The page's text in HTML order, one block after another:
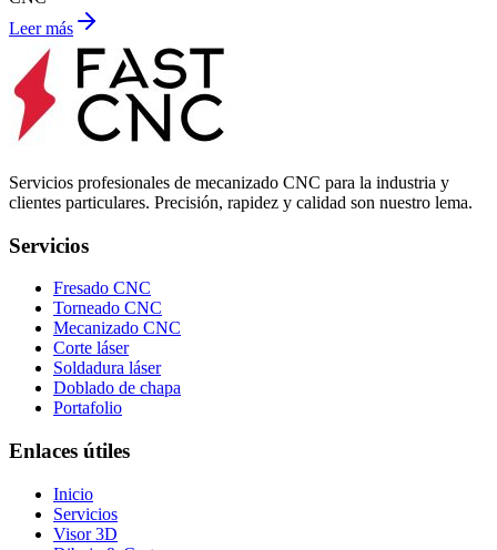
Leer más
Servicios profesionales de mecanizado CNC para la industria y
clientes particulares. Precisión, rapidez y calidad son nuestro lema.
Servicios
Fresado CNC
Torneado CNC
Mecanizado CNC
Corte láser
Soldadura láser
Doblado de chapa
Portafolio
Enlaces útiles
Inicio
Servicios
Visor 3D